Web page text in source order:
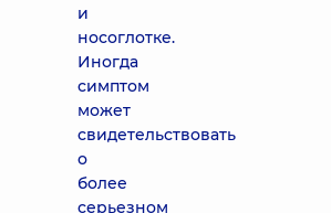
и
носоглотке.
Иногда
симптом
может
свидетельствовать
о
более
серьезном